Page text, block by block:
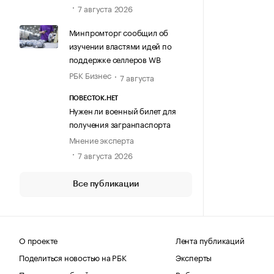
7 августа 2026
Минпромторг сообщил об
изучении властями идей по
поддержке селлеров WB
РБК Бизнес
7 августа
ПОВЕСТОК.НЕТ
Нужен ли военный билет для
получения загранпаспорта
Мнение эксперта
7 августа 2026
Все публикации
О проекте
Поделиться новостью на РБК
Лента публикаций
Эксперты